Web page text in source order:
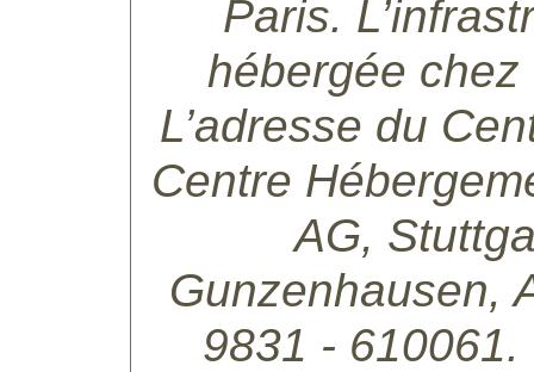
Paris.
hébergée chez
L’adresse du
Centre
AG,
Gunzenhausen,
9831 -